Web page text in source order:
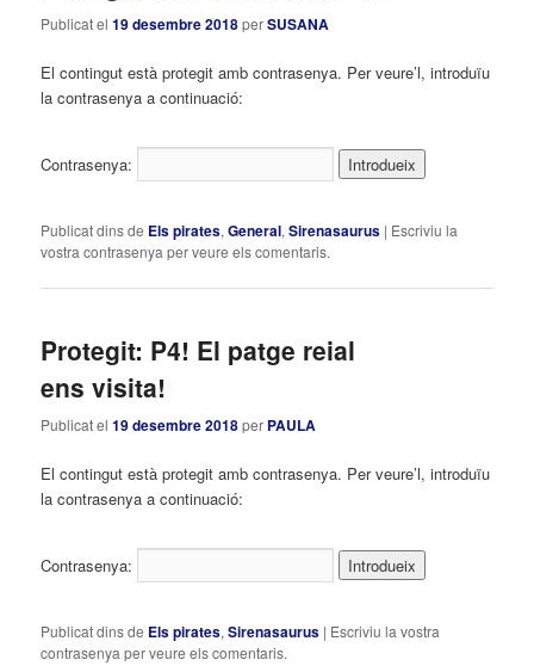
Publicat el19 desembre 2018perSUSANA
El contingut està protegit amb contrasenya. Per veure’l, introduïu
la contrasenya a continuació:
Contrasenya:
Publicat dins de Els pirates,General,Sirenasaurus | Escriviu la
vostra contrasenya per veure els comentaris.
Protegit: P4! El patge reial
ens visita!
Publicat el19 desembre 2018per PAULA
El contingut està protegit amb contrasenya. Per veure’l, introduïu
la contrasenya a continuació:
Contrasenya:
Publicat dins de Els pirates,Sirenasaurus | Escriviu la vostra
contrasenya per veure els comentaris.